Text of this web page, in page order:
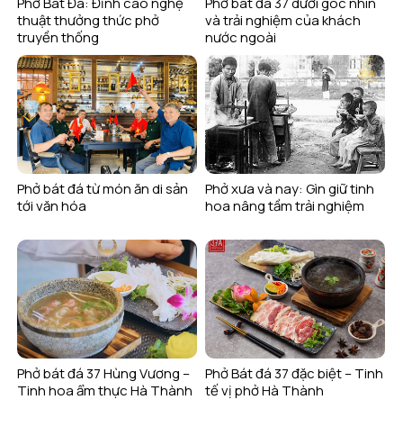
thuật thưởng thức phở
truyền thống
và trải nghiệm của khách
nước ngoài
Phở bát đá từ món ăn di sản
tới văn hóa
Phở xưa và nay: Gìn giữ tinh
hoa nâng tầm trải nghiệm
Phở bát đá 37 Hùng Vương –
Tinh hoa ẩm thực Hà Thành
Phở Bát đá 37 đặc biệt – Tinh
tế vị phở Hà Thành